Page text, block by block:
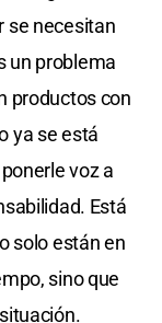
se necesitan
un problema
productos con
ya se está
voz a
Está
solo están en
sino que